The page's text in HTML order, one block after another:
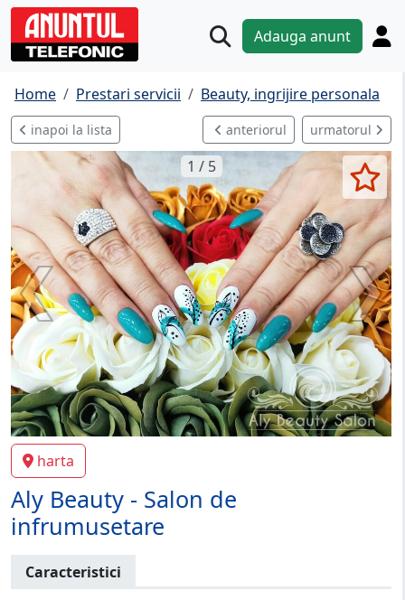
Adauga anunt
Home Prestari servicii Beauty, ingrijire personala
inapoi la lista anteriorul urmatorul
1 / 5
harta
Aly Beauty - Salon de
infrumusetare
Caracteristici